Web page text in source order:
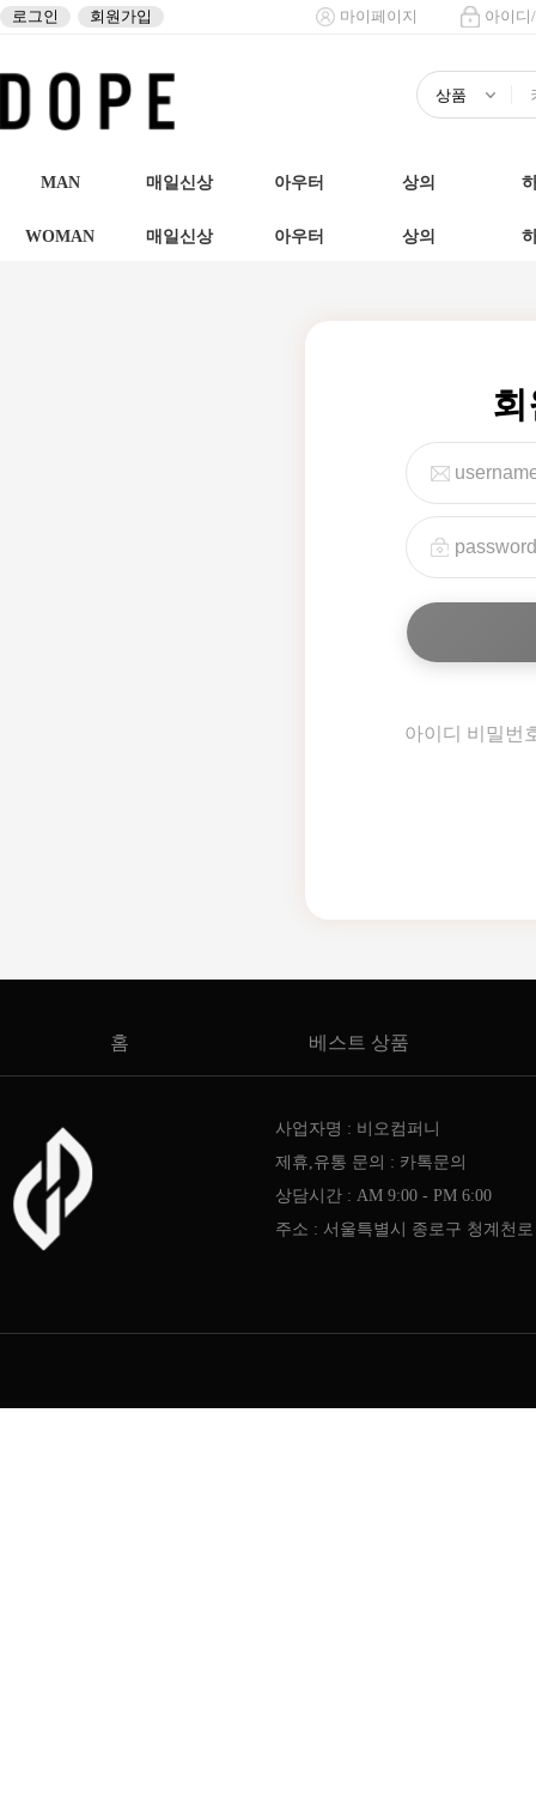
로그인 회원가입 마이페이지 아이디
MAN 매일신상 아우터 상의
WOMAN 매일신상 아우터 상의
아이디 비밀번
홈 베스트 상품
사업자명 : 비오컴퍼니
제휴,유통 문의 : 카톡문의
상담시간 : AM 9:00 - PM 6:00
주소 : 서울특별시 종로구 청계천로